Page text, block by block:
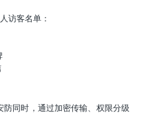
访客名单：
同时，通过加密传输、权限分级